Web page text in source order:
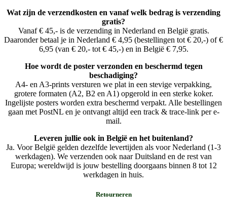
Wat zijn de verzendkosten en vanaf welk bedrag is verzending
gratis?
Vanaf € 45,- is de verzending in Nederland en België gratis.
Daaronder betaal je in Nederland € 4,95 (bestellingen tot € 20,-) of €
6,95 (van € 20,- tot € 45,-) en in België € 7,95.
Hoe wordt de poster verzonden en beschermd tegen
beschadiging?
A4- en A3-prints versturen we plat in een stevige verpakking,
grotere formaten (A2, B2 en A1) opgerold in een sterke koker.
Ingelijste posters worden extra beschermd verpakt. Alle bestellingen
gaan met PostNL en je ontvangt altijd een track & trace-link per e-
mail.
Leveren jullie ook in België en het buitenland?
Ja. Voor België gelden dezelfde levertijden als voor Nederland (1-3
werkdagen). We verzenden ook naar Duitsland en de rest van
Europa; wereldwijd is jouw bestelling doorgaans binnen 8 tot 12
werkdagen in huis.
Retourneren